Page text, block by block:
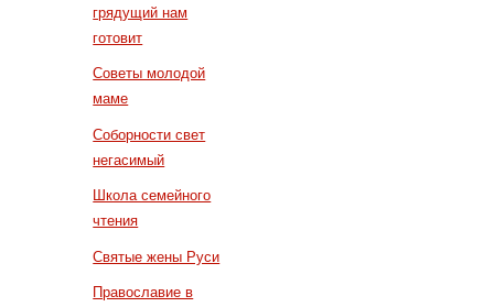
грядущий нам
готовит
Советы молодой
маме
Соборности свет
негасимый
Школа семейного
чтения
Святые жены Руси
Православие в